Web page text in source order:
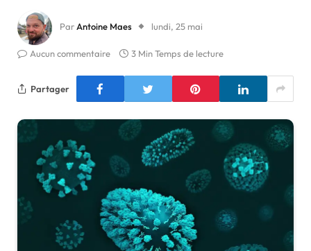
Par Antoine Maes lundi, 25 mai
Aucun commentaire 3 Min Temps de lecture
Partager